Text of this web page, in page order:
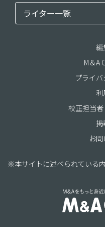
ライター一覧
編
M＆A
プライ
利
校正担当
掲
お
※本サイトに述べられている